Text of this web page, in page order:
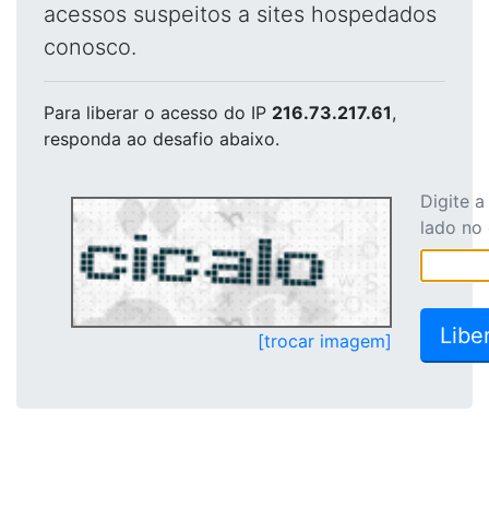
acessos suspeitos a sites hospedados
conosco.
Para liberar o acesso do IP 216.73.217.61,
responda ao desafio abaixo.
[trocar imagem]
Digite
lado no